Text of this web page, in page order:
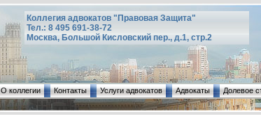
Коллегия адвокатов "Правовая Защита"
Тел.: 8 495 691-38-72
Москва, Большой Кисловский пер., д.1, стр.2
О коллегии Контакты Услуги адвокатов Адвокаты Долевое